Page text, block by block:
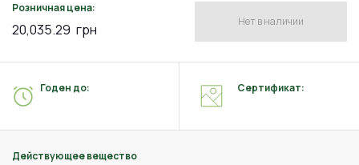
Розничная цена:
20,035.29 грн Нет в наличии
Действующее вещество
Годен до: Сертификат: